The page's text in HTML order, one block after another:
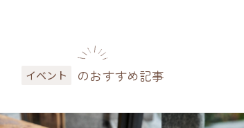
イベント のおすすめ記事